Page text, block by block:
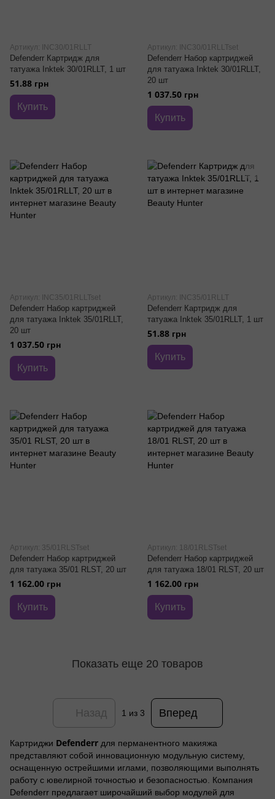
Артикул: INC30/01RLLT
Defenderr Картридж для
татуажа Inktek 30/01RLLT, 1 шт
51.88 грн
Купить
Артикул: INC30/01RLLTset
Defenderr Набор картриджей
для татуажа Inktek 30/01RLLT,
20 шт
1 037.50 грн
Купить
Артикул: INC35/01RLLTset
Defenderr Набор картриджей
для татуажа Inktek 35/01RLLT,
20 шт
1 037.50 грн
Купить
Артикул: INC35/01RLLT
Defenderr Картридж для
татуажа Inktek 35/01RLLT, 1 шт
51.88 грн
Купить
Артикул: 35/01RLSTset
Defenderr Набор картриджей
для татуажа 35/01 RLST, 20 шт
1 162.00 грн
Купить
Артикул: 18/01RLSTset
Defenderr Набор картриджей
для татуажа 18/01 RLST, 20 шт
1 162.00 грн
Купить
Показать еще 20 товаров
Назад 1 из 3 Вперед
Картриджи Defenderr для перманентного макияжа
представляют собой инновационную модульную систему,
оснащенную острейшими иглами, позволяющими выполнять
работу с ювелирной точностью и безопасностью. Компания
Defenderr предлагает широчайший выбор модулей для